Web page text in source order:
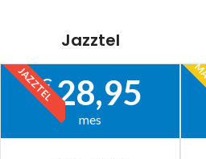
Jazztel
JAZZTEL
€28,95
mes